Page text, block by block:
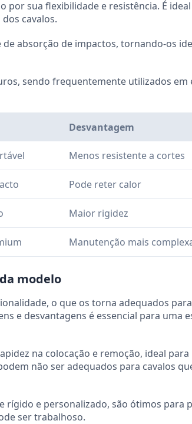
por sua flexibilidade e resistência. É
cavalos.
absorção de impactos, tornando-os
sendo frequentemente utilizados em
Desvantagem
Menos resistente a cortes
Pode reter calor
Maior rigidez
Manutenção mais
modelo
o que os torna adequados para
e desvantagens é essencial para uma
na colocação e remoção, ideal para
não ser adequados para cavalos
rígido e personalizado, são ótimos para
ser trabalhoso.